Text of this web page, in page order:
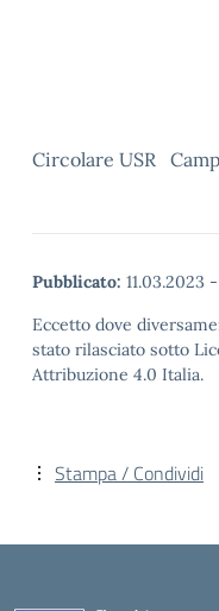
Circolare USR
Pubblicato: 11.03.2023 -
Eccetto dove
stato rilasciato sotto
Attribuzione 4.0 Italia.
Stampa / Condividi